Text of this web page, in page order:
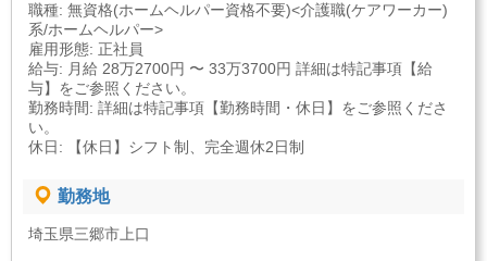
職種: 無資格(ホームヘルパー資格不要)<介護職(ケアワーカー)
系/ホームヘルパー>
雇用形態: 正社員
給与: 月給 28万2700円 〜 33万3700円 詳細は特記事項【給
与】をご参照ください。
勤務時間: 詳細は特記事項【勤務時間・休日】をご参照くださ
い。
休日: 【休日】シフト制、完全週休2日制
勤務地
埼玉県三郷市上口